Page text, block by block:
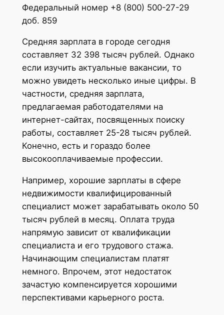
Федеральный номер +8 (800) 500-27-29
доб. 859
Средняя зарплата в городе сегодня
составляет 32 398 тысяч рублей. Однако
если изучить актуальные вакансии, то
можно увидеть несколько иные цифры. В
частности, средняя зарплата,
предлагаемая работодателями на
интернет-сайтах, посвященных поиску
работы, составляет 25-28 тысяч рублей.
Конечно, есть и гораздо более
высокооплачиваемые профессии.
Например, хорошие зарплаты в сфере
недвижимости квалифицированный
специалист может зарабатывать около 50
тысяч рублей в месяц. Оплата труда
напрямую зависит от квалификации
специалиста и его трудового стажа.
Начинающим специалистам платят
немного. Впрочем, этот недостаток
зачастую компенсируется хорошими
перспективами карьерного роста.